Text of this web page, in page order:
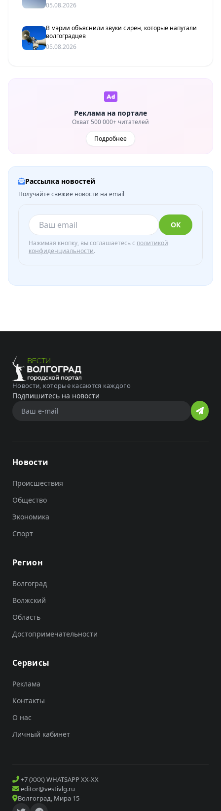
05.08.2026
В мэрии объяснили звуки сирен, которые напугали
волгоградцев
05.08.2026
Реклама на портале
Охват 500 000+ читателей
Подробнее
Рассылка новостей
Получайте свежие новости на email
ОК
Нажимая кнопку, вы соглашаетесь с политикой
конфиденциальности.
Новости, которые касаются каждого
Подпишитесь на новости
Новости
Происшествия
Общество
Экономика
Спорт
Регион
Волгоград
Волжский
Область
Достопримечательности
Сервисы
Реклама
Контакты
О нас
Личный кабинет
+7 (XXX) WHATSAPP XX-XX
editor@vestivlg.ru
Волгоград, Мира 15